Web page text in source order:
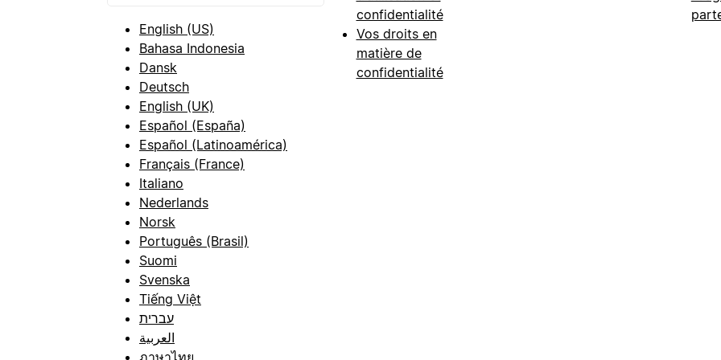
English (US)
Bahasa Indonesia
Dansk
Deutsch
English (UK)
Español (España)
Español (Latinoamérica)
Français (France)
Italiano
Nederlands
Norsk
Português (Brasil)
Suomi
Svenska
Tiếng Việt
עברית
العربية
ภาษาไทย
confidentialité
Vos droits en
matière de
confidentialité